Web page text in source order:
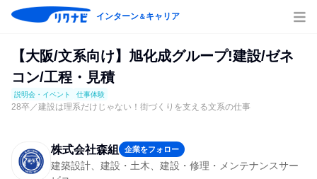
インターン＆キャリア
【大阪/文系向け】旭化成グループ!建設/ゼネ
コン/工程・見積
説明会・イベント 仕事体験
28卒／建設は理系だけじゃない！街づくりを支える文系の仕事
株式会社森組 企業をフォロー
建築設計、建設・土木、建設・修理・メンテナンスサー